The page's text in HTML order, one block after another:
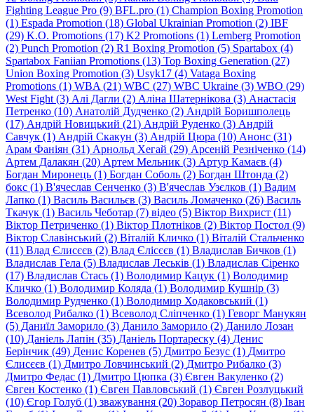
Fighting League Pro (9) BFL.pro (1) Champion Boxing Promotion
(1) Espada Promotion (18) Global Ukrainian Promotion (2) IBF
(29) K.O. Promotions (17) K2 Promotions (1) Lemberg Promotion
(2) Punch Promotion (2) R1 Boxing Promotion (5) Spartabox (4)
Spartabox Faniian Promotions (13) Top Boxing Generation (27)
Union Boxing Promotion (3) Usyk17 (4) Vataga Boxing
Promotions (1) WBA (21) WBC (27) WBC Ukraine (3) WBO (29)
West Fight (3) Алi Дагли (2) Алiна Шатернiкова (3) Анастасія
Петренко (10) Анатолій Дудченко (2) Андрій Боришполець
(17) Андрій Новицький (21) Андрій Руденко (3) Андрій
Савчук (1) Андрій Скакун (3) Андрій Цюра (10) Анонс (31)
Арам Фаніян (31) Арнольд Хегай (29) Арсеній Резніченко (14)
Артем Далакян (20) Артем Мельник (3) Артур Камаєв (4)
Богдан Миронець (1) Богдан Соболь (2) Богдан Штонда (2)
бокс (1) В'ячеслав Сенченко (3) В'ячеслав Узєлков (1) Вадим
Лапко (1) Василь Васильєв (3) Василь Ломаченко (26) Василь
Ткачук (1) Василь Чеботар (7) відео (5) Віктор Вихрист (11)
Віктор Петриченко (1) Віктор Плотніков (2) Віктор Постол (9)
Віктор Славінський (2) Віталій Кличко (1) Віталій Стальченко
(11) Влад Єлисєєв (2) Влад Єлісєєв (1) Владислав Бичков (1)
Владислав Гела (5) Владислав Леськів (1) Владислав Сіренко
(17) Владислав Стась (1) Володимир Кацук (1) Володимир
Кличко (1) Володимир Коляда (1) Володимир Кушнір (3)
Володимир Рудченко (1) Володимир Ходаковський (1)
Всеволод Рибалко (1) Всеволод Сліпченко (1) Геворг Манукян
(5) Даниїл Заморило (3) Данило Заморило (2) Данило Лозан
(10) Даніель Лапін (35) Даніель Портареску (4) Денис
Берінчик (49) Денис Коренев (5) Дмитро Безус (1) Дмитро
Єлисєєв (1) Дмитро Ловчинський (2) Дмитро Рибалко (3)
Дмитро Федас (1) Дмитро Цюпка (3) Євген Вакуленко (2)
Євген Костенко (1) Євген Павловський (1) Євген Розлуцький
(10) Єгор Голуб (1) зважування (20) Зоравор Петросян (8) Іван